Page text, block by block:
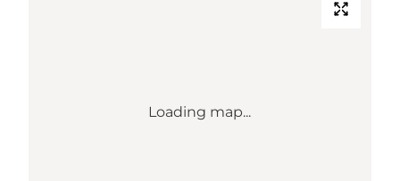
Loading map...